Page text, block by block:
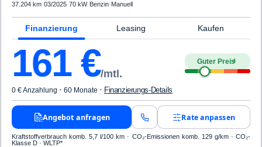
37.204 km·03/2025·70 kW· Benzin· Manuell
Finanzierung Leasing Kaufen
161€/mtl.
Guter Preis4
0 € Anzahlung · 60 Monate · Finanzierungs-Details
Angebot anfragen Rate anpassen
Kraftstoffverbrauch komb. 5,7 l/100 km · CO₂-Emissionen komb. 129 g/km · CO₂-
Klasse D · WLTP*